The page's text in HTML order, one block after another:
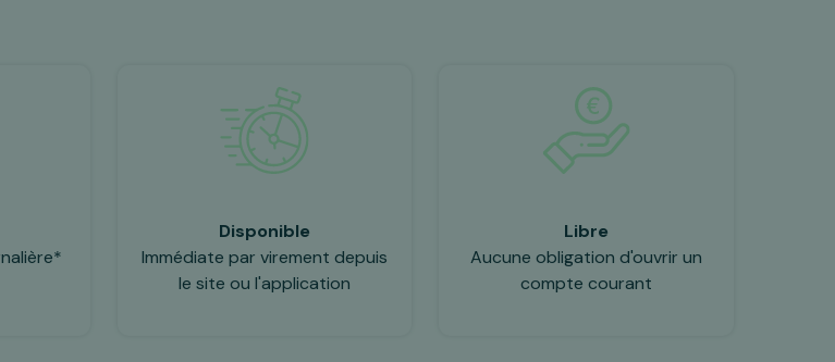
Disponible
Immédiate par virement depuis
le site ou l'application
Libre
Aucune obligation d'ouvrir un
compte courant